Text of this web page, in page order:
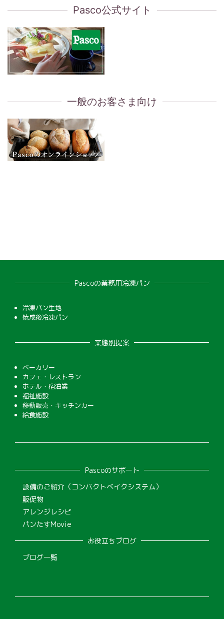
Pasco公式サイト
一般のお客さま向け
Pascoの業務用冷凍パン
冷凍パン生地
焼成後冷凍パン
業態別提案
ベーカリー
カフェ・レストラン
ホテル・宿泊業
福祉施設
移動販売・キッチンカー
給食施設
Pascoのサポート
設備のご紹介（コンパクトベイクシステム）
販促物
アレンジレシピ
パンたすMovie
お役立ちブログ
ブログ一覧